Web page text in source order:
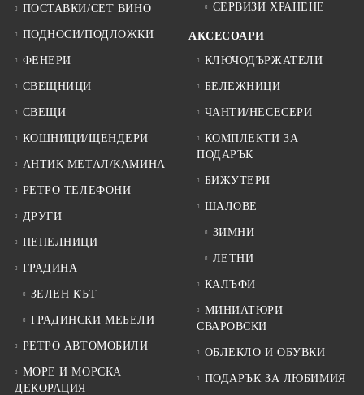
ПОСТАВКИ/СЕТ ВИНО
ПОДНОСИ/ПОДЛОЖКИ
ФЕНЕРИ
СВЕЩНИЦИ
СВЕЩИ
КОШНИЦИ/ЩЕНДЕРИ
АНТИК МЕТАЛ/КАМИНА
РЕТРО ТЕЛЕФОНИ
ДРУГИ
ПЕПЕЛНИЦИ
ГРАДИНА
ЗЕЛЕН КЪТ
ГРАДИНСКИ МЕБЕЛИ
РЕТРО АВТОМОБИЛИ
МОРЕ И МОРСКА
ДЕКОРАЦИЯ
СЕРВИЗИ ХРАНЕНЕ
АКСЕСОАРИ
КЛЮЧОДЪРЖАТЕЛИ
БЕЛЕЖНИЦИ
ЧАНТИ/НЕСЕСЕРИ
КОМПЛЕКТИ ЗА
ПОДАРЪК
БИЖУТЕРИ
ШАЛОВЕ
ЗИМНИ
ЛЕТНИ
КАЛЪФИ
МИНИАТЮРИ
СВАРОВСКИ
ОБЛЕКЛО И ОБУВКИ
ПОДАРЪК ЗА ЛЮБИМИЯ